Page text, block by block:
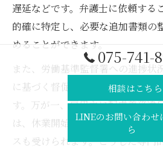
遅延などです。弁護士に依頼する
的確に特定し、必要な追加書類の
めることができます。
また、労働基準監督署への進捗状
に基づく督促文書の作成・提出も
す。万が一、雇用主に配慮義務違
は、休業開始後の給与支払い請求
スも受けられます。こうした専門
075-741-
相談はこちら
LINEのお問い合わせ
ら